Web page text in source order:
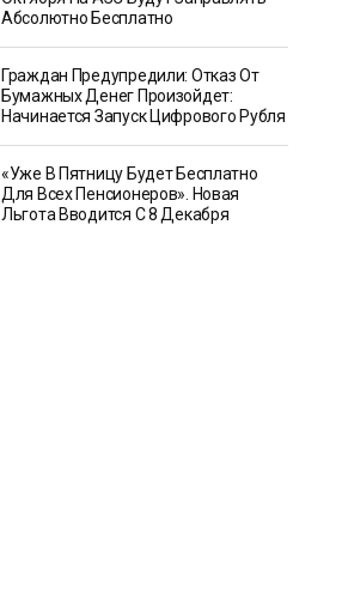
Абсолютно Бесплатно
Граждан Предупредили: Отказ От
Бумажных Денег Произойдет:
Начинается Запуск Цифрового Рубля
«Уже В Пятницу Будет Бесплатно
Для Всех Пенсионеров». Новая
Льгота Вводится С 8 Декабря